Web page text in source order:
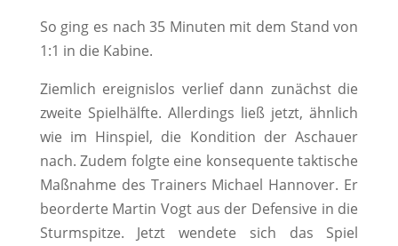
So ging es nach 35 Minuten mit dem Stand von
1:1 in die Kabine.
Ziemlich ereignislos verlief dann zunächst die
zweite Spielhälfte. Allerdings ließ jetzt, ähnlich
wie im Hinspiel, die Kondition der Aschauer
nach. Zudem folgte eine konsequente taktische
Maßnahme des Trainers Michael Hannover. Er
beorderte Martin Vogt aus der Defensive in die
Sturmspitze. Jetzt wendete sich das Spiel